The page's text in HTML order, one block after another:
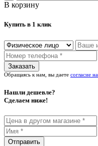
В корзину
Купить в 1 клик
Обращаясь к нам, вы даете согласие
Нашли дешевле?
Сделаем ниже!